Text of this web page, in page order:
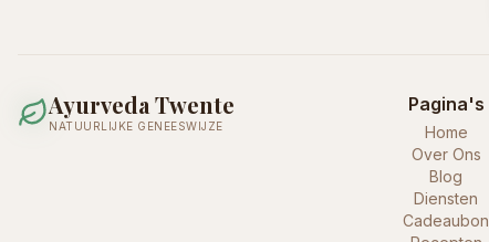
Ayurveda Twente
NATUURLIJKE GENEESWIJZE
Pagina's
Home
Over Ons
Blog
Diensten
Cadeaubon